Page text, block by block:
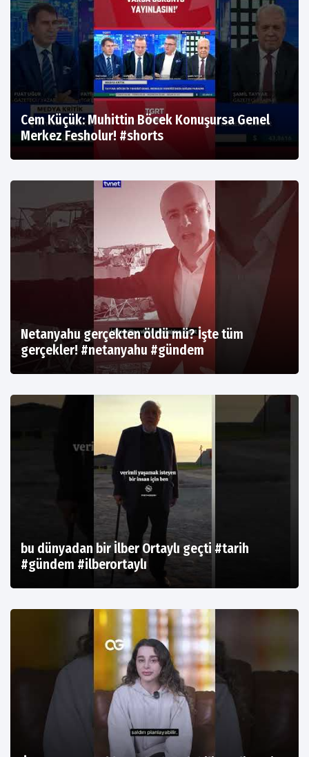
Cem Küçük: Muhittin Böcek Konuşursa Genel
Merkez Fesholur! #shorts
Netanyahu gerçekten öldü mü? İşte tüm
gerçekler! #netanyahu #gündem
bu dünyadan bir İlber Ortaylı geçti #tarih
#gündem #ilberortaylı